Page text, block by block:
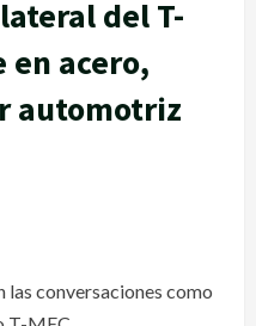
del T-
en acero,
automotriz